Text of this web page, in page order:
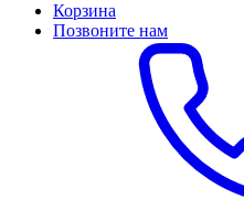
Корзина
Позвоните нам